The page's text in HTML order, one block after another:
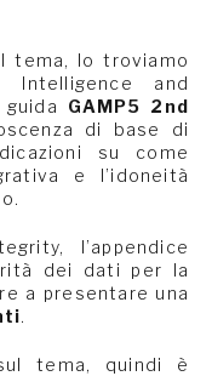
tema, lo troviamo
Intelligence and
guida GAMP5 2nd
di base di
su come
e l’idoneità
l’appendice
dei dati per la
a presentare una
.
tema, quindi è